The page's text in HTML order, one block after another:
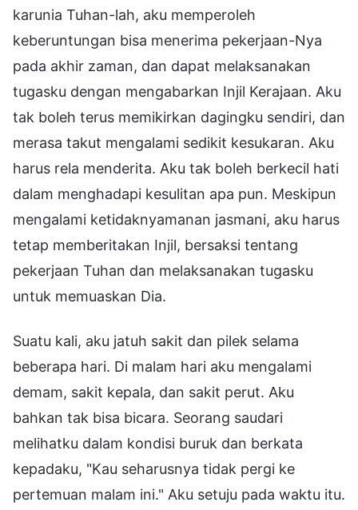
karunia Tuhan-lah, aku memperoleh
keberuntungan bisa menerima pekerjaan-Nya
pada akhir zaman, dan dapat melaksanakan
tugasku dengan mengabarkan Injil Kerajaan. Aku
tak boleh terus memikirkan dagingku sendiri, dan
merasa takut mengalami sedikit kesukaran. Aku
harus rela menderita. Aku tak boleh berkecil hati
dalam menghadapi kesulitan apa pun. Meskipun
mengalami ketidaknyamanan jasmani, aku harus
tetap memberitakan Injil, bersaksi tentang
pekerjaan Tuhan dan melaksanakan tugasku
untuk memuaskan Dia.
Suatu kali, aku jatuh sakit dan pilek selama
beberapa hari. Di malam hari aku mengalami
demam, sakit kepala, dan sakit perut. Aku
bahkan tak bisa bicara. Seorang saudari
melihatku dalam kondisi buruk dan berkata
kepadaku, "Kau seharusnya tidak pergi ke
pertemuan malam ini." Aku setuju pada waktu itu.